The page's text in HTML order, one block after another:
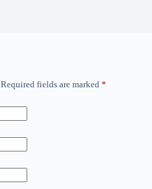
Required fields are marked *